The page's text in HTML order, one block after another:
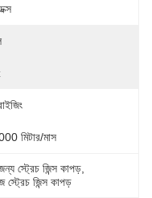
মিটার/মাস
স্ট্রেচ জিন্স কাপড়
জিন্স কাপড়